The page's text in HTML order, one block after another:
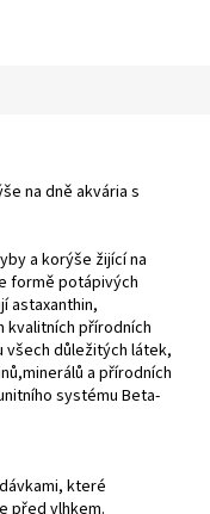
na dně akvária s
a korýše žijící na
formě potápivých
astaxanthin,
přírodních
všech důležitých látek,
a přírodních
systému Beta-
které